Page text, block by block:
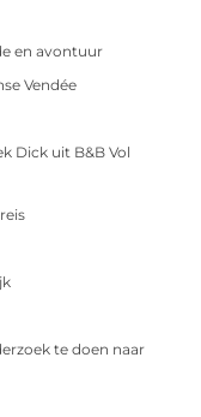
en avontuur
Vendée
Dick uit B&B Vol
te doen naar